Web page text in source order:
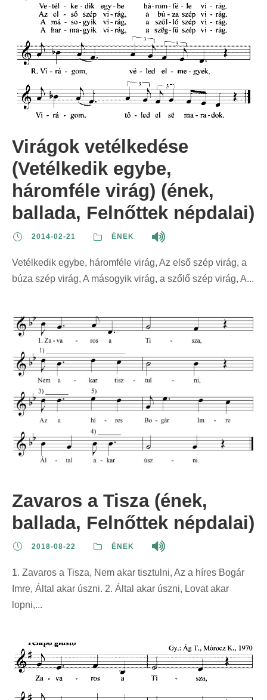
Virágok vetélkedése
(Vetélkedik egybe,
háromféle virág) (ének,
ballada, Felnőttek népdalai)
2014-02-21 ÉNEK
Vetélkedik egybe, háromféle virág, Az első szép virág, a
búza szép virág, A másogyik virág, a szőlő szép virág, A...
Zavaros a Tisza (ének,
ballada, Felnőttek népdalai)
2018-08-22 ÉNEK
1. Zavaros a Tisza, Nem akar tisztulni, Az a híres Bogár
Imre, Által akar úszni. 2. Által akar úszni, Lovat akar
lopni,...